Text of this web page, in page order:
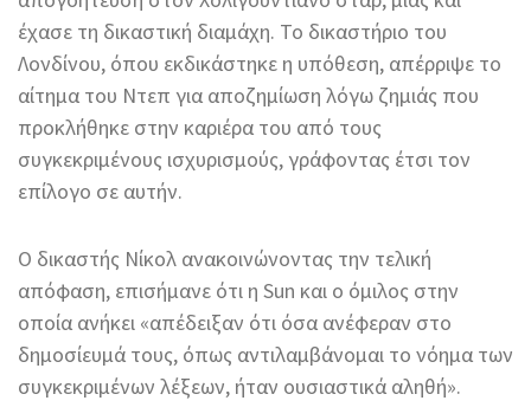
έχασε τη δικαστική διαμάχη. Το δικαστήριο του
Λονδίνου, όπου εκδικάστηκε η υπόθεση, απέρριψε το
αίτημα του Ντεπ για αποζημίωση λόγω ζημιάς που
προκλήθηκε στην καριέρα του από τους
συγκεκριμένους ισχυρισμούς, γράφοντας έτσι τον
επίλογο σε αυτήν.
Ο δικαστής Νίκολ ανακοινώνοντας την τελική
απόφαση, επισήμανε ότι η Sun και ο όμιλος στην
οποία ανήκει «απέδειξαν ότι όσα ανέφεραν στο
δημοσίευμά τους, όπως αντιλαμβάνομαι το νόημα των
συγκεκριμένων λέξεων, ήταν ουσιαστικά αληθή».